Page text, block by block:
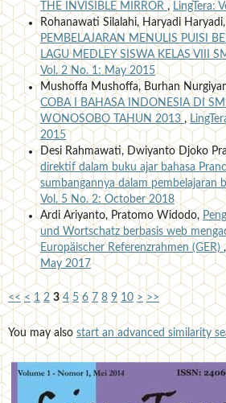
THE INVISIBLE MIRROR , LingTera:
Rohanawati Silalahi, Haryadi
PEMBELAJARAN MENULIS PUISI
LAGU MEDLEY SISWA KELAS VIII
Vol. 2 No. 1: May 2015
Mushoffa Mushoffa, Burhan
COBA I BAHASA INDONESIA DI
WONOSOBO TAHUN 2013 ,
2015
Desi Rahmawati, Dwiyanto Djoko
direktif dalam buku ajar bahasa
sumbangannya dalam pembelajaran
Vol. 5 No. 2: October 2018
Ardi Ariyanto, Pratomo Widodo,
und Wortschatz berbasis web
Europäischer Referenzrahmen (GER)
May 2017
<< < 1 2 3 4 5 6 7 8 9 10 > >>
You may alsostart an advanced similarity